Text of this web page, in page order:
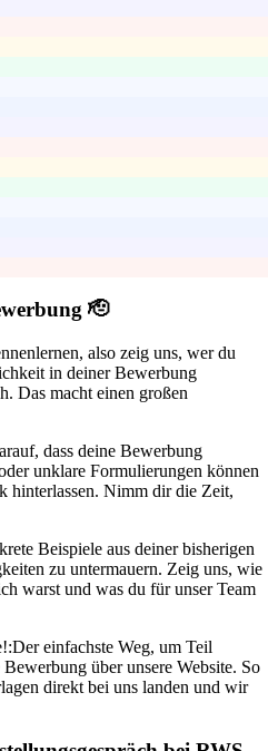
🫡
also zeig uns, wer du
in deiner Bewerbung
Das macht einen großen
dass deine Bewerbung
unklare Formulierungen können
hinterlassen. Nimm dir die Zeit,
Beispiele aus deiner bisherigen
zu untermauern. Zeig uns, wie
warst und was du für unser Team
Der einfachste Weg, um Teil
über unsere Website. So
direkt bei uns landen und wir